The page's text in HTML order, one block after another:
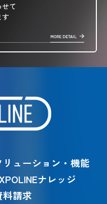
て
す
MORE DETAIL
リューション・機能
ナレッジ
料請求